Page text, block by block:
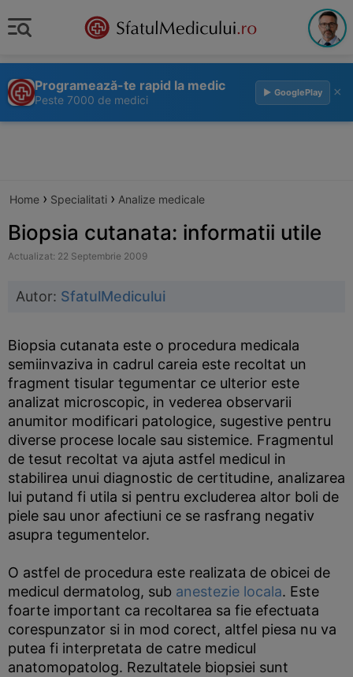
Programează-te rapid la medic
Peste 7000 de medici
▶ GooglePlay ×
Home › Specialitati › Analize medicale
Biopsia cutanata: informatii utile
Actualizat: 22 Septembrie 2009
Autor: SfatulMedicului
Biopsia cutanata este o procedura medicala
semiinvaziva in cadrul careia este recoltat un
fragment tisular tegumentar ce ulterior este
analizat microscopic, in vederea observarii
anumitor modificari patologice, sugestive pentru
diverse procese locale sau sistemice. Fragmentul
de tesut recoltat va ajuta astfel medicul in
stabilirea unui diagnostic de certitudine, analizarea
lui putand fi utila si pentru excluderea altor boli de
piele sau unor afectiuni ce se rasfrang negativ
asupra tegumentelor.
O astfel de procedura este realizata de obicei de
medicul dermatolog, sub anestezie locala. Este
foarte important ca recoltarea sa fie efectuata
corespunzator si in mod corect, altfel piesa nu va
putea fi interpretata de catre medicul
anatomopatolog. Rezultatele biopsiei sunt